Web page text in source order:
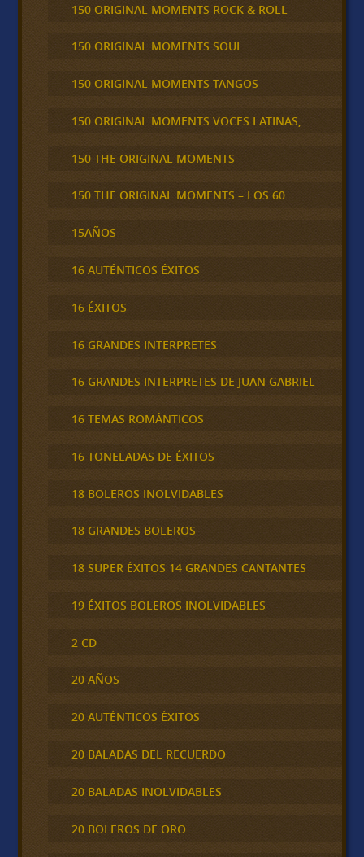
150 ORIGINAL MOMENTS ROCK & ROLL
150 ORIGINAL MOMENTS SOUL
150 ORIGINAL MOMENTS TANGOS
150 ORIGINAL MOMENTS VOCES LATINAS,
150 THE ORIGINAL MOMENTS
150 THE ORIGINAL MOMENTS – LOS 60
15AÑOS
16 AUTÉNTICOS ÉXITOS
16 ÉXITOS
16 GRANDES INTERPRETES
16 GRANDES INTERPRETES DE JUAN GABRIEL
16 TEMAS ROMÁNTICOS
16 TONELADAS DE ÉXITOS
18 BOLEROS INOLVIDABLES
18 GRANDES BOLEROS
18 SUPER ÉXITOS 14 GRANDES CANTANTES
19 ÉXITOS BOLEROS INOLVIDABLES
2 CD
20 AÑOS
20 AUTÉNTICOS ÉXITOS
20 BALADAS DEL RECUERDO
20 BALADAS INOLVIDABLES
20 BOLEROS DE ORO